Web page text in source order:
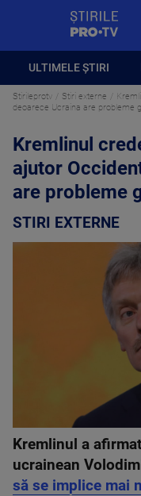
ULTIMELE ȘTIRI
Stirileprotv Stiri externe
deoarece Ucraina are probleme
Kremlinul
ajutor
are probleme
STIRI EXTERNE
Kremlinul a
ucrainean
să se implice mai